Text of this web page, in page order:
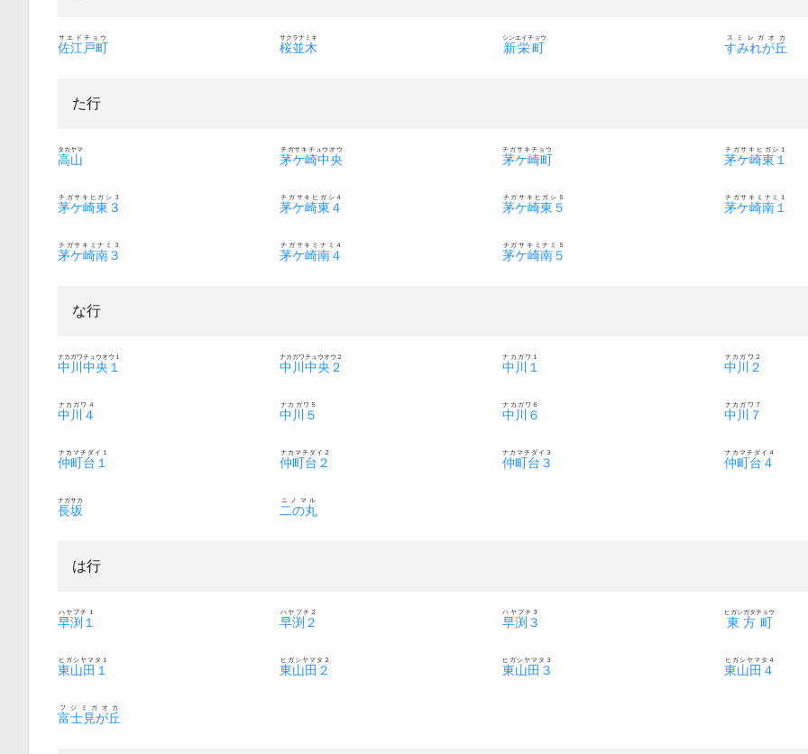
佐江戸町
サエドチョウ
桜並木
サクラナミキ
新栄町
シンエイチョウ
すみれが丘
スミレガオカ
た行
高山
タカヤマ
茅ケ崎中央
チガサキチュウオウ
茅ケ崎町
チガサキチョウ
茅ケ崎東１
チガサキヒガシ１
茅ケ崎東３
チガサキヒガシ３
茅ケ崎東４
チガサキヒガシ４
茅ケ崎東５
チガサキヒガシ５
茅ケ崎南１
チガサキミナミ１
茅ケ崎南３
チガサキミナミ３
茅ケ崎南４
チガサキミナミ４
茅ケ崎南５
チガサキミナミ５
な行
中川中央１
ナカガワチュウオウ１
中川中央２
ナカガワチュウオウ２
中川１
ナカガワ１
中川２
ナカガワ２
中川４
ナカガワ４
中川５
ナカガワ５
中川６
ナカガワ６
中川７
ナカガワ７
仲町台１
ナカマチダイ１
仲町台２
ナカマチダイ２
仲町台３
ナカマチダイ３
仲町台４
ナカマチダイ４
長坂
ナガサカ
二の丸
ニノマル
は行
早渕１
ハヤブチ１
早渕２
ハヤブチ２
早渕３
ハヤブチ３
東方町
ヒガシガタチョウ
東山田１
ヒガシヤマタ１
東山田２
ヒガシヤマタ２
東山田３
ヒガシヤマタ３
東山田４
ヒガシヤマタ４
富士見が丘
フジミガオカ